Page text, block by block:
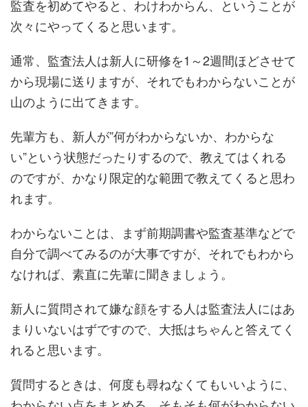
監査を初めてやると、わけわからん、ということが
次々にやってくると思います。
通常、監査法人は新人に研修を1～2週間ほどさせて
から現場に送りますが、それでもわからないことが
山のように出てきます。
先輩方も、新人が”何がわからないか、わからな
い”という状態だったりするので、教えてはくれる
のですが、かなり限定的な範囲で教えてくると思わ
れます。
わからないことは、まず前期調書や監査基準などで
自分で調べてみるのが大事ですが、それでもわから
なければ、素直に先輩に聞きましょう。
新人に質問されて嫌な顔をする人は監査法人にはあ
まりいないはずですので、大抵はちゃんと答えてく
れると思います。
質問するときは、何度も尋ねなくてもいいように、